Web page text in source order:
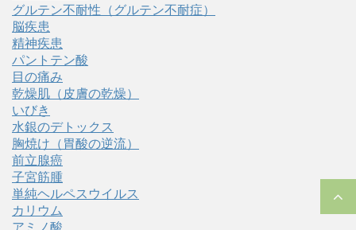
グルテン不耐性（グルテン不耐症）
脳疾患
精神疾患
パントテン酸
目の痛み
乾燥肌（皮膚の乾燥）
いびき
水銀のデトックス
胸焼け（胃酸の逆流）
前立腺癌
子宮筋腫
単純ヘルペスウイルス
カリウム